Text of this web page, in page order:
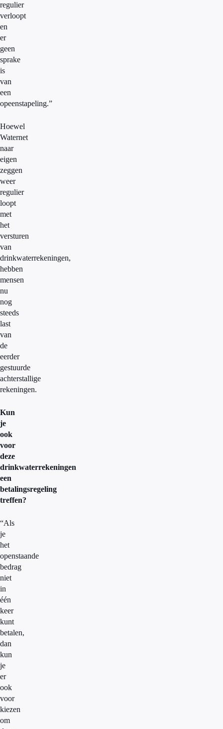
regulier
verloopt
en
er
geen
sprake
is
van
een
opeenstapeling.”
Hoewel
Waternet
naar
eigen
zeggen
weer
regulier
loopt
met
het
versturen
van
drinkwaterrekeningen,
hebben
mensen
nu
nog
steeds
last
van
de
eerder
gestuurde
achterstallige
rekeningen.
Kun
je
ook
voor
deze
drinkwaterrekeningen
een
betalingsregeling
treffen?
“Als
je
het
openstaande
bedrag
niet
in
één
keer
kunt
betalen,
dan
kun
je
er
ook
voor
kiezen
om